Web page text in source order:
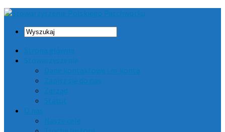
Strona główna
Stowarzyszenie
Dane kontaktowe i nr konta
Zapisz się do nas
Zarząd
Statut
O nas
Nasze cele